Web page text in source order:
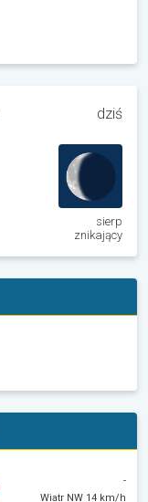
dziś
sierp
znikający
-
Wiatr NW 14 km/h